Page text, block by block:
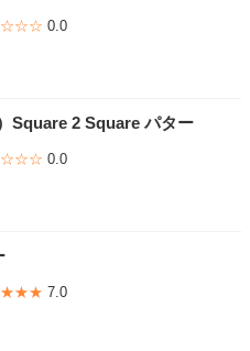
0.0
Square 2 Square パター
0.0
7.0